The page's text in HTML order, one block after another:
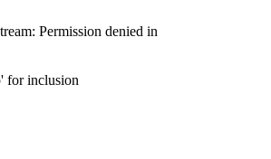
Permission denied in
for inclusion